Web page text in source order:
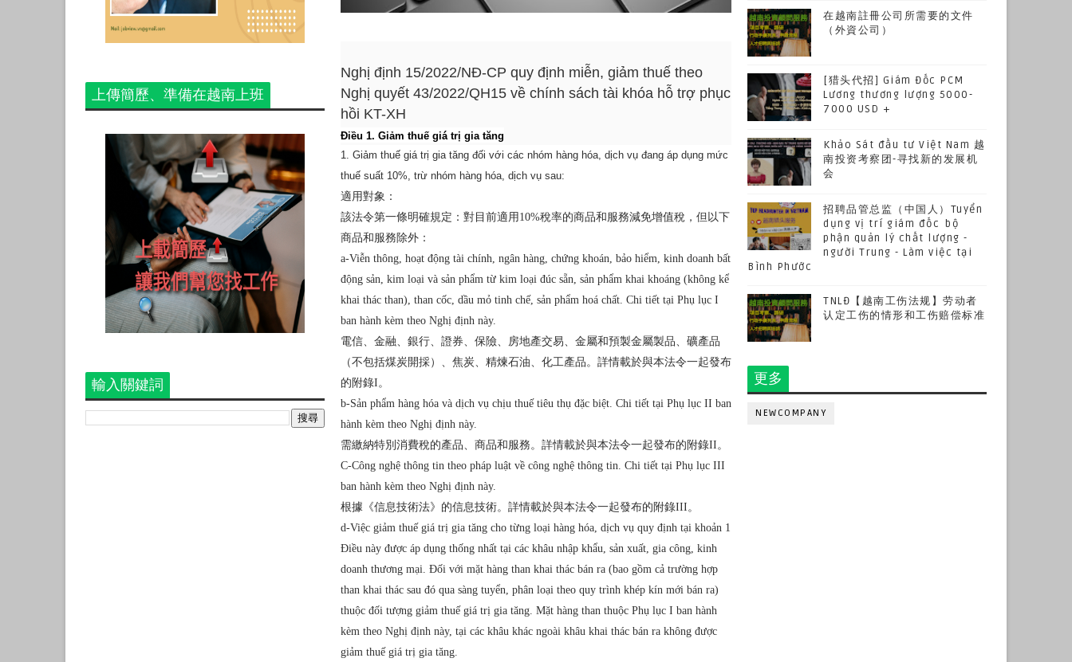
上傳簡歷、準備在越南上班
輸入關鍵詞
Nghị định 15/2022/NĐ-CP quy định miễn, giảm thuế theo
Nghị quyết 43/2022/QH15 về chính sách tài khóa hỗ trợ phục
hồi KT-XH
Điều 1. Giảm thuế giá trị gia tăng
1. Giảm thuế giá trị gia tăng đối với các nhóm hàng hóa, dịch vụ đang áp dụng mức
thuế suất 10%, trừ nhóm hàng hóa, dịch vụ sau:
適用對象：
該法令第一條明確規定：對目前適用10%稅率的商品和服務減免增值稅，但以下
商品和服務除外：
a-Viễn thông, hoạt động tài chính, ngân hàng, chứng khoán, bảo hiểm, kinh doanh bất
động sản, kim loại và sản phẩm từ kim loại đúc sẵn, sản phẩm khai khoáng (không kể
khai thác than), than cốc, dầu mỏ tinh chế, sản phẩm hoá chất. Chi tiết tại Phụ lục I
ban hành kèm theo Nghị định này.
電信、金融、銀行、證券、保險、房地產交易、金屬和預製金屬製品、礦產品
（不包括煤炭開採）、焦炭、精煉石油、化工產品。詳情載於與本法令一起發布
的附錄I。
b-Sản phẩm hàng hóa và dịch vụ chịu thuế tiêu thụ đặc biệt. Chi tiết tại Phụ lục II ban
hành kèm theo Nghị định này.
需繳納特別消費稅的產品、商品和服務。詳情載於與本法令一起發布的附錄II。
C-Công nghệ thông tin theo pháp luật về công nghệ thông tin. Chi tiết tại Phụ lục III
ban hành kèm theo Nghị định này.
根據《信息技術法》的信息技術。詳情載於與本法令一起發布的附錄III。
d-Việc giảm thuế giá trị gia tăng cho từng loại hàng hóa, dịch vụ quy định tại khoản 1
Điều này được áp dụng thống nhất tại các khâu nhập khẩu, sản xuất, gia công, kinh
doanh thương mại. Đối với mặt hàng than khai thác bán ra (bao gồm cả trường hợp
than khai thác sau đó qua sàng tuyển, phân loại theo quy trình khép kín mới bán ra)
thuộc đối tượng giảm thuế giá trị gia tăng. Mặt hàng than thuộc Phụ lục I ban hành
kèm theo Nghị định này, tại các khâu khác ngoài khâu khai thác bán ra không được
giảm thuế giá trị gia tăng.
在越南註冊公司所需要的文件
（外資公司）
[猎头代招] Giám Đốc PCM
Lương thương lượng 5000-
7000 USD +
Khảo Sát đầu tư Việt Nam 越
南投资考察团-寻找新的发展机
会
招聘品管总监（中国人）Tuyển
dụng vị trí giám đốc bộ
phận quản lý chất lượng -
người Trung - Làm việc tại
Bình Phước
TNLĐ【越南工伤法规】劳动者
认定工伤的情形和工伤赔偿标准
更多
NEWCOMPANY